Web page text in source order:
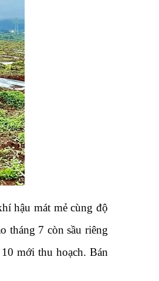
hậu mát mẻ cùng độ
tháng 7 còn sầu riêng
mới thu hoạch. Bán